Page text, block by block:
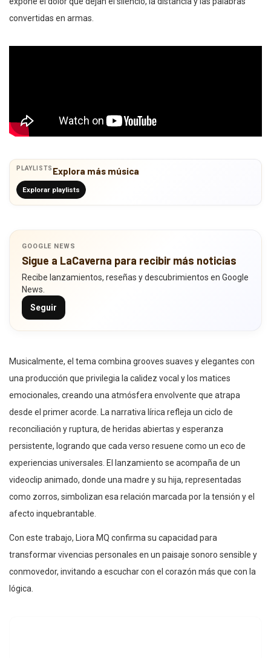
convertidas en armas.
PLAYLISTS Explora más música
Explorar playlists
GOOGLE NEWS
Sigue a LaCaverna para recibir más noticias
Recibe lanzamientos, reseñas y descubrimientos en Google
News.
Seguir
Musicalmente, el tema combina grooves suaves y elegantes con
una producción que privilegia la calidez vocal y los matices
emocionales, creando una atmósfera envolvente que atrapa
desde el primer acorde. La narrativa lírica refleja un ciclo de
reconciliación y ruptura, de heridas abiertas y esperanza
persistente, logrando que cada verso resuene como un eco de
experiencias universales. El lanzamiento se acompaña de un
videoclip animado, donde una madre y su hija, representadas
como zorros, simbolizan esa relación marcada por la tensión y el
afecto inquebrantable.
Con este trabajo, Liora MQ confirma su capacidad para
transformar vivencias personales en un paisaje sonoro sensible y
conmovedor, invitando a escuchar con el corazón más que con la
lógica.